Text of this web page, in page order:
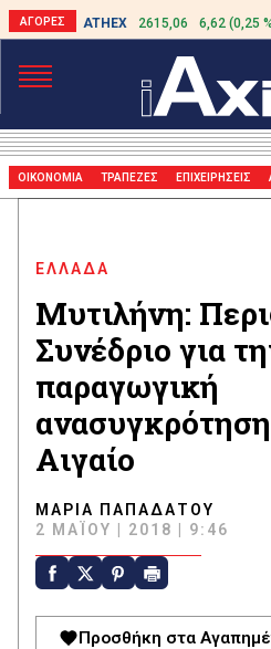
ATHEX 2615,06 6,62 (0,25
ΟΙΚΟΝΟΜΙΑ ΤΡΑΠΕΖΕΣ ΕΠΙΧΕΙΡΗΣΕΙΣ
ΕΛΛΑΔΑ
Μυτιλήνη:
Συνέδριο για
παραγωγική
Αιγαίο
ΜΑΡΊΑ ΠΑΠΑΔΆΤΟΥ
2 ΜΑΪ́ΟΥ | 2018 | 9:46
Προσθήκη στα